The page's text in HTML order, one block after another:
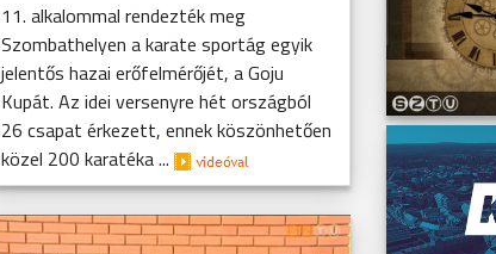
11. alkalommal rendezték meg
Szombathelyen a karate sportág egyik
jelentős hazai erőfelmérőjét, a Goju
Kupát. Az idei versenyre hét országból
26 csapat érkezett, ennek köszönhetően
közel 200 karatéka ...